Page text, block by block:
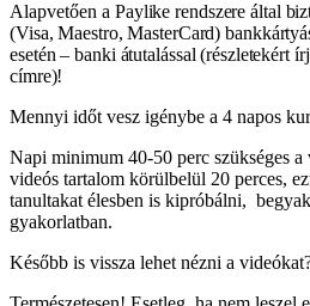
Alapvetően a Paylike rendszere által
(Visa, Maestro, MasterCard)
esetén – banki átutalással (részletekért
címre)!
Mennyi időt vesz igénybe a 4 napos
Napi minimum 40-50 perc szükséges
videós tartalom körülbelül 20 perces,
tanultakat élesben is kipróbálni,
gyakorlatban.
Később is vissza lehet nézni a